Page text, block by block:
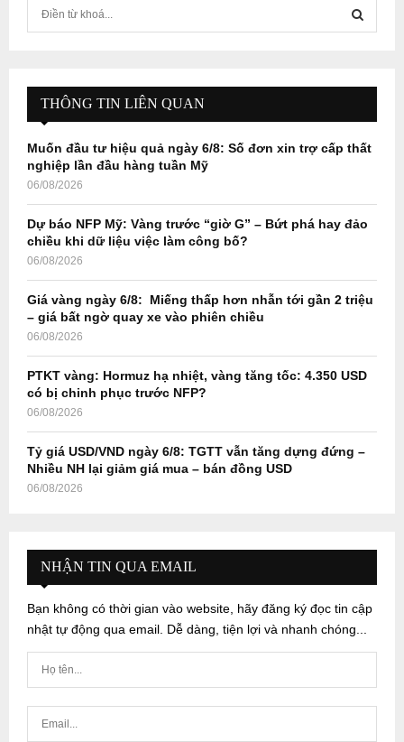
f
r
E
A
H
THÔNG TIN LIÊN QUAN
Muốn đầu tư hiệu quả ngày 6/8: Số đơn xin trợ cấp thất
nghiệp lần đầu hàng tuần Mỹ
06/08/2026
Dự báo NFP Mỹ: Vàng trước “giờ G” – Bứt phá hay đảo
chiều khi dữ liệu việc làm công bố?
06/08/2026
Giá vàng ngày 6/8: Miếng thấp hơn nhẫn tới gần 2 triệu
– giá bất ngờ quay xe vào phiên chiều
06/08/2026
PTKT vàng: Hormuz hạ nhiệt, vàng tăng tốc: 4.350 USD
có bị chinh phục trước NFP?
06/08/2026
Tỷ giá USD/VND ngày 6/8: TGTT vẫn tăng dựng đứng –
Nhiều NH lại giảm giá mua – bán đồng USD
06/08/2026
NHẬN TIN QUA EMAIL
Bạn không có thời gian vào website, hãy đăng ký đọc tin cập
nhật tự động qua email. Dễ dàng, tiện lợi và nhanh chóng...